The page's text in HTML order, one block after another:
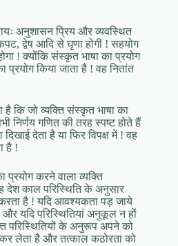
अनुशासन प्रिय और व्यवस्थित
द्वेष आदि से घृणा होगी ! सहयोग
! क्योंकि संस्कृत भाषा का प्रयोग
किया जाता है ! वह नितांत
है कि जो व्यक्ति संस्कृत भाषा का
निर्णय गणित की तरह स्पष्ट होते हैं
देता है या फिर विपक्ष में ! वह
है !
प्रयोग करने वाला व्यक्ति
देश काल परिस्थिति के अनुसार
है ! यदि आवश्यकता पड़ जाये
और यदि परिस्थितियां अनुकूल न हों
परिस्थितियों के अनुरूप अपने को
लेता है और तत्काल कठोरता को